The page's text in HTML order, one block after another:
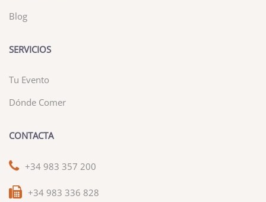
Blog
SERVICIOS
Tu Evento
Dónde Comer
CONTACTA
+34 983 357 200
+34 983 336 828